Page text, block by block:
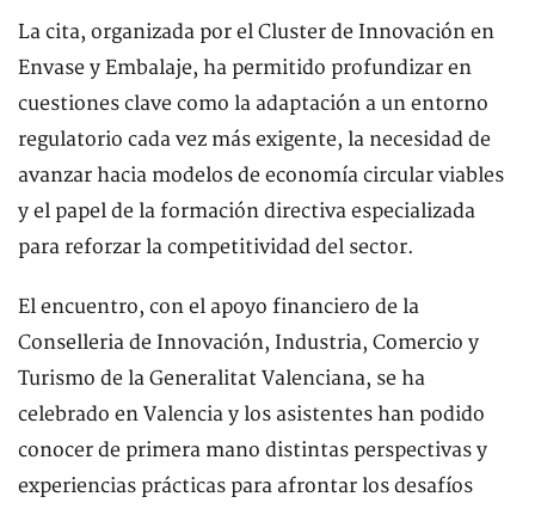
La cita, organizada por el Cluster de Innovación en
Envase y Embalaje, ha permitido profundizar en
cuestiones clave como la adaptación a un entorno
regulatorio cada vez más exigente, la necesidad de
avanzar hacia modelos de economía circular viables
y el papel de la formación directiva especializada
para reforzar la competitividad del sector.
El encuentro, con el apoyo financiero de la
Conselleria de Innovación, Industria, Comercio y
Turismo de la Generalitat Valenciana, se ha
celebrado en Valencia y los asistentes han podido
conocer de primera mano distintas perspectivas y
experiencias prácticas para afrontar los desafíos